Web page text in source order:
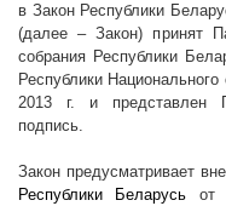
в Закон Республики
(далее – Закон) принят
собрания Республики
Республики
2013 г. и представлен
подпись.
Закон предусматривает
Республики Беларусь от